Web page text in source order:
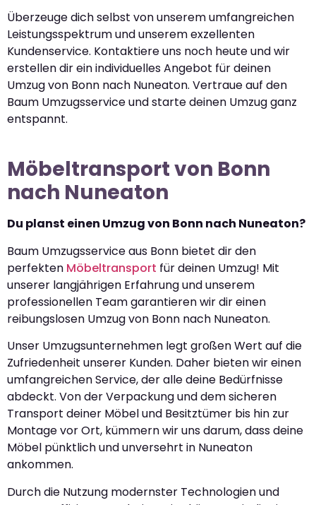
Überzeuge dich selbst von unserem umfangreichen
Leistungsspektrum und unserem exzellenten
Kundenservice. Kontaktiere uns noch heute und wir
erstellen dir ein individuelles Angebot für deinen
Umzug von Bonn nach Nuneaton. Vertraue auf den
Baum Umzugsservice und starte deinen Umzug ganz
entspannt.
Möbeltransport von Bonn
nach Nuneaton
Du planst einen Umzug von Bonn nach Nuneaton?
Baum Umzugsservice aus Bonn bietet dir den
perfekten Möbeltransport für deinen Umzug! Mit
unserer langjährigen Erfahrung und unserem
professionellen Team garantieren wir dir einen
reibungslosen Umzug von Bonn nach Nuneaton.
Unser Umzugsunternehmen legt großen Wert auf die
Zufriedenheit unserer Kunden. Daher bieten wir einen
umfangreichen Service, der alle deine Bedürfnisse
abdeckt. Von der Verpackung und dem sicheren
Transport deiner Möbel und Besitztümer bis hin zur
Montage vor Ort, kümmern wir uns darum, dass deine
Möbel pünktlich und unversehrt in Nuneaton
ankommen.
Durch die Nutzung modernster Technologien und